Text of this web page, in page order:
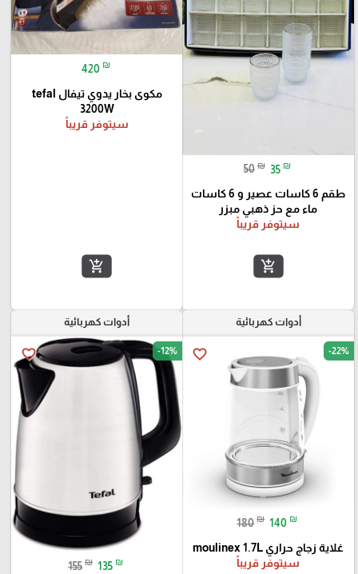
50 ₪ 35 ₪
طقم 6 كاسات عصير و 6 كاسات
ماء مع حز ذهبي مبزر
سيتوفر قريباً
add_shopping_cart
420 ₪
مكوى بخار يدوي تيفال tefal
3200W
سيتوفر قريباً
add_shopping_cart
أدوات كهربائية
favorite_border -22%
180 ₪ 140 ₪
غلاية زجاج حراري moulinex 1.7L
سيتوفر قريباً
أدوات كهربائية
favorite_border -12%
155 ₪ 135 ₪